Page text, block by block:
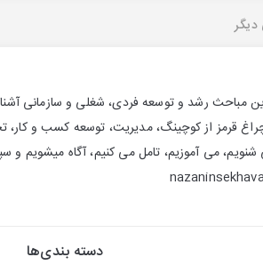
دیگر
مباحث رشد و توسعه فردی، شغلی و سازمانی
از کوچینگ، مدیریت، توسعه کسب و کار،
می آموزیم، تامل می کنیم، آگاه
دسته بندی‌ها